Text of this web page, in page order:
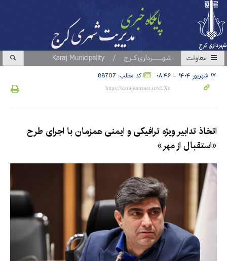
معاونت
۱۷ شهریور ۱۴۰۴ - ۰۸:۴۶ کد مطلب: 88707
اتخاذ تدابیر ویژه ترافیکی و ایمنی همزمان با اجرای طرح
«استقبال از مهر»